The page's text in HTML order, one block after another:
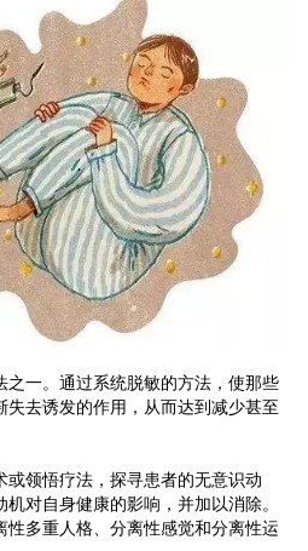
一。通过系统脱敏的方法，使那些
失去诱发的作用，从而达到减少甚至
领悟疗法，探寻患者的无意识动
对自身健康的影响，并加以消除。
性多重人格、分离性感觉和分离性运